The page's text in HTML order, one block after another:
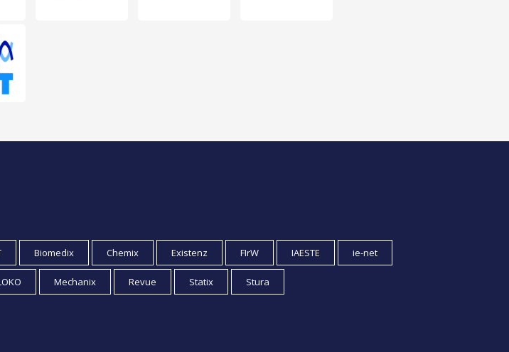
Biomedix Chemix Existenz FIrW IAESTE ie-net
Mechanix Revue Statix Stura